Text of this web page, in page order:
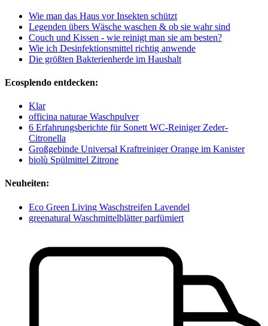
Wie man das Haus vor Insekten schützt
Legenden übers Wäsche waschen & ob sie wahr sind
Couch und Kissen - wie reinigt man sie am besten?
Wie ich Desinfektionsmittel richtig anwende
Die größten Bakterienherde im Haushalt
Ecosplendo entdecken:
Klar
officina naturae Waschpulver
6 Erfahrungsberichte für Sonett WC-Reiniger Zeder-
Citronella
Großgebinde Universal Kraftreiniger Orange im Kanister
biolù Spülmittel Zitrone
Neuheiten:
Eco Green Living Waschstreifen Lavendel
greenatural Waschmittelblätter parfümiert